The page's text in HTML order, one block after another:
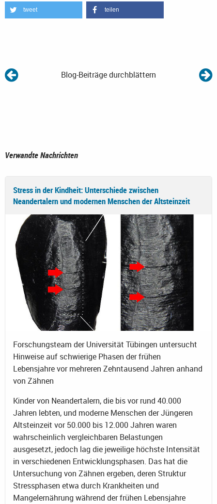
tweet teilen
Blog-Beiträge durchblättern
Verwandte Nachrichten
Stress in der Kindheit: Unterschiede zwischen
Neandertalern und modernen Menschen der Altsteinzeit
Forschungsteam der Universität Tübingen untersucht
Hinweise auf schwierige Phasen der frühen
Lebensjahre vor mehreren Zehntausend Jahren anhand
von Zähnen
Kinder von Neandertalern, die bis vor rund 40.000
Jahren lebten, und moderne Menschen der Jüngeren
Altsteinzeit vor 50.000 bis 12.000 Jahren waren
wahrscheinlich vergleichbaren Belastungen
ausgesetzt, jedoch lag die jeweilige höchste Intensität
in verschiedenen Entwicklungsphasen. Das hat die
Untersuchung von Zähnen ergeben, deren Struktur
Stressphasen etwa durch Krankheiten und
Mangelernährung während der frühen Lebensjahre